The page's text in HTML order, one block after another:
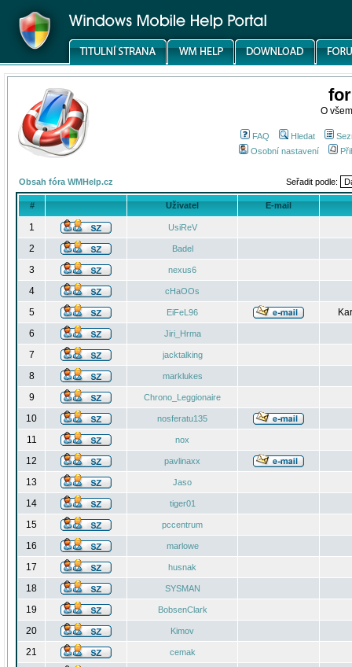
O
FAQ Hledat
Osobní nastavení
Obsah fóra WMHelp.cz Seřadit podle:
# Uživatel E-mail
1 UsiReV
2 Badel
3 nexus6
4 cHaOOs
5 EiFeL96
6
Jiri_Hrma
7 jacktalking
8 marklukes
9 Chrono_Leggionaire
10 nosferatu135
11 nox
12 pavlinaxx
13 Jaso
14 tiger01
15 pccentrum
16 marlowe
17 husnak
18 SYSMAN
19 BobsenClark
20 Kimov
21 cemak